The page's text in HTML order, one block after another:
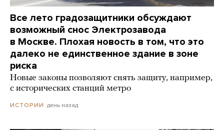
Все лето градозащитники обсуждают
возможный снос Электрозавода
в Москве. Плохая новость в том, что это
далеко не единственное здание в зоне
риска
Новые законы позволяют снять защиту, например,
с исторических станций метро
ИСТОРИИ день назад